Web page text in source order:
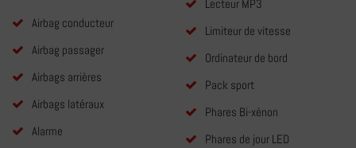
Airbag conducteur
Airbag passager
Airbags arrières
Airbags latéraux
Alarme
Lecteur MP3
Limiteur de vitesse
Ordinateur de bord
Pack sport
Phares Bi-xénon
Phares de jour LED